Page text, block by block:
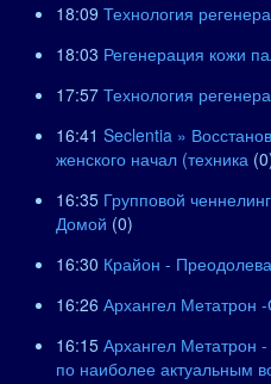
18:09 Технология
18:03 Регенерация кожи
17:57 Технология
16:41 Seclentia »
женского начал (техника
16:35 Групповой
Домой (0)
16:30 Крайон -
16:26 Архангел
16:15 Архангел
по наиболее актуальным